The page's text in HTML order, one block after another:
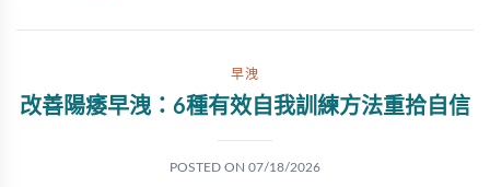
早洩
改善陽痿早洩：6種有效自我訓練方法重拾自信
POSTED ON 07/18/2026